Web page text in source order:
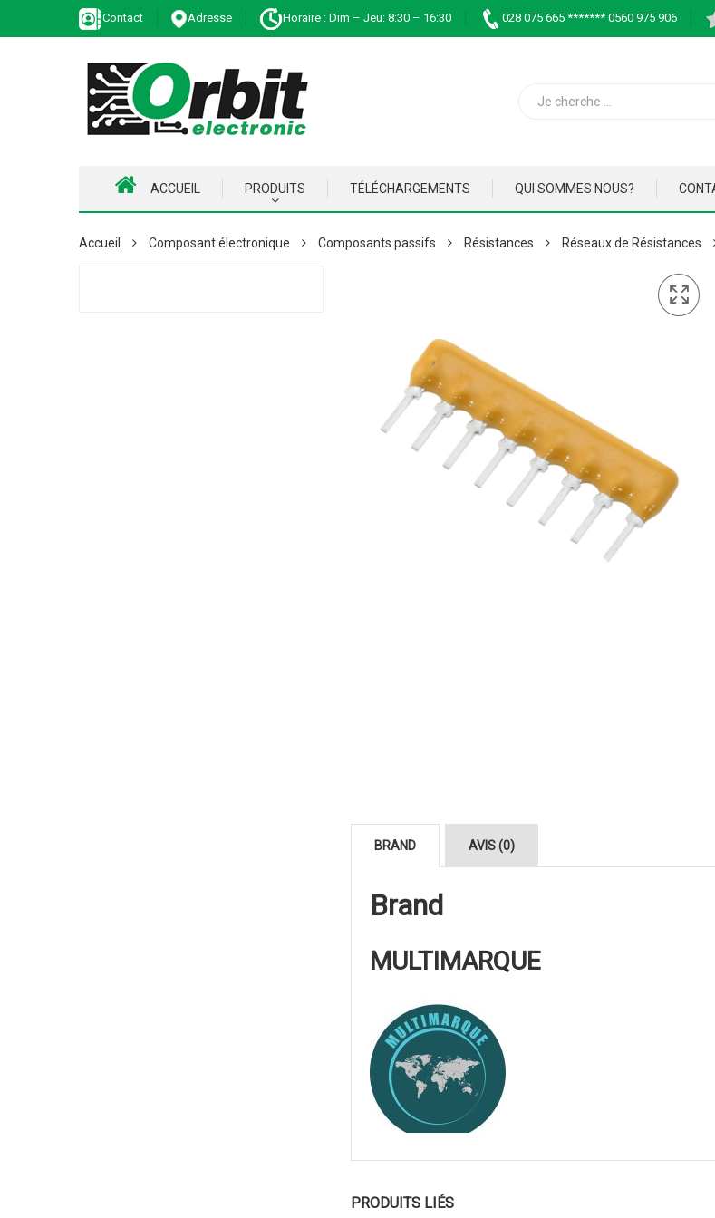
Contact Adresse Horaire : Dim – Jeu: 8:30 – 16:30 028 075 665 ******* 0560 975 906
ACCUEIL PRODUITS TÉLÉCHARGEMENTS QUI SOMMES NOUS?
Accueil Composant électronique Composants passifs Résistances Réseaux de Résistances
BRAND AVIS (0)
Brand
MULTIMARQUE
PRODUITS LIÉS